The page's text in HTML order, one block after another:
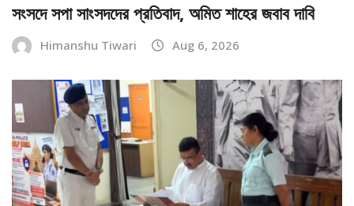
সংসদে সপা সাংসদদের প্রতিবাদ, অমিত শাহের জবাব দাবি
Himanshu Tiwari Aug 6, 2026